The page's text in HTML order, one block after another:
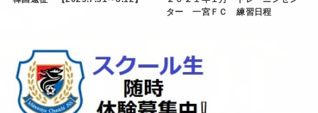
ター 一宮ＦＣ 練習日程